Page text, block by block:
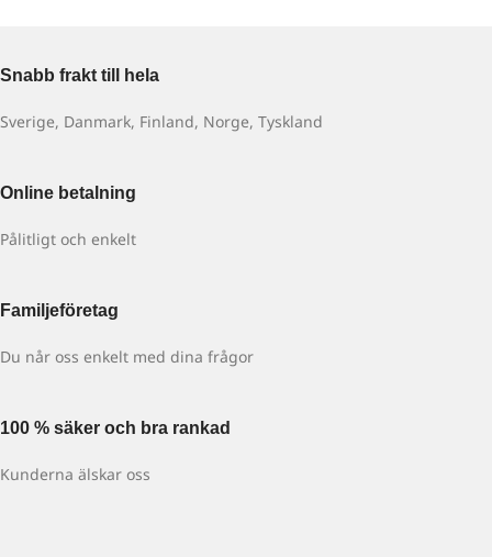
Snabb frakt till hela
Sverige, Danmark, Finland, Norge, Tyskland
Online betalning
Pålitligt och enkelt
Familjeföretag
Du når oss enkelt med dina frågor
100 % säker och bra rankad
Kunderna älskar oss